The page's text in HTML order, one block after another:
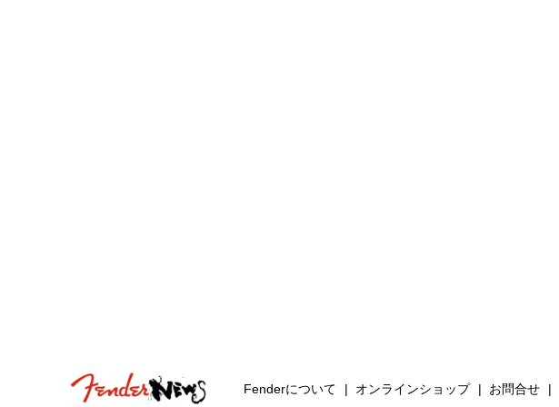
Fenderについて オンラインショップ お問合せ